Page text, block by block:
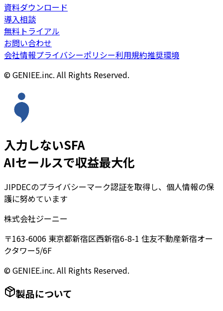
資料ダウンロード
導入相談
無料トライアル
お問い合わせ
会社情報プライバシーポリシー利用規約推奨環境
© GENIEE.inc. All Rights Reserved.
入力しないSFA
AIセールスで収益最大化
JIPDECのプライバシーマーク認証を取得し、個人情報の保
護に努めています
株式会社ジーニー
〒163-6006 東京都新宿区西新宿6-8-1 住友不動産新宿オー
クタワー5/6F
© GENIEE.inc. All Rights Reserved.
製品について